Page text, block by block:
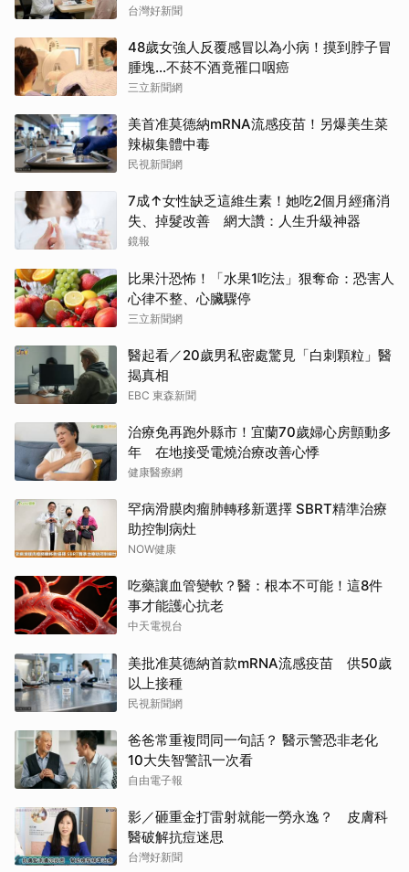
台灣好新聞
48歲女強人反覆感冒以為小病！摸到脖子冒
腫塊...不菸不酒竟罹口咽癌
三立新聞網
美首准莫德納mRNA流感疫苗！另爆美生菜
辣椒集體中毒
民視新聞網
7成↑女性缺乏這維生素！她吃2個月經痛消
失、掉髮改善 網大讚：人生升級神器
鏡報
比果汁恐怖！「水果1吃法」狠奪命：恐害人
心律不整、心臟驟停
三立新聞網
醫起看／20歲男私密處驚見「白刺顆粒」醫
揭真相
EBC 東森新聞
治療免再跑外縣市！宜蘭70歲婦心房顫動多
年 在地接受電燒治療改善心悸
健康醫療網
罕病滑膜肉瘤肺轉移新選擇 SBRT精準治療
助控制病灶
NOW健康
吃藥讓血管變軟？醫：根本不可能！這8件
事才能護心抗老
中天電視台
美批准莫德納首款mRNA流感疫苗 供50歲
以上接種
民視新聞網
爸爸常重複問同一句話？ 醫示警恐非老化
10大失智警訊一次看
自由電子報
影／砸重金打雷射就能一勞永逸？ 皮膚科
醫破解抗痘迷思
台灣好新聞